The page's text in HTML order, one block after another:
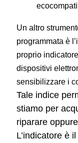
Un altro
programmata è
proprio
dispositivi
sensibilizzare i
Tale indice
stiamo per
riparare
L’indicatore è